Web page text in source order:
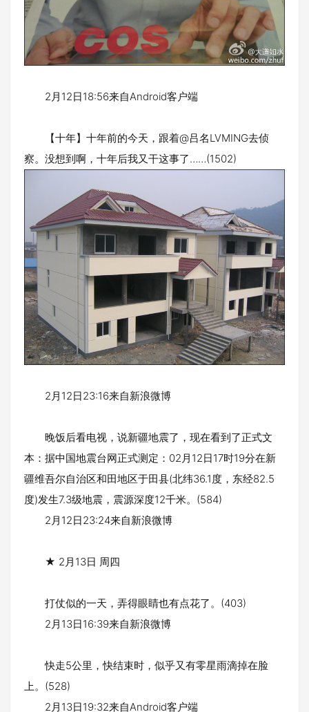
2月12日18:56来自Android客户端
【十年】十年前的今天，跟着@吕名LVMING去侦
察。没想到啊，十年后我又干这事了……(1502)
2月12日23:16来自新浪微博
晚饭后看电视，说新疆地震了，现在看到了正式文
本：据中国地震台网正式测定：02月12日17时19分在新
疆维吾尔自治区和田地区于田县(北纬36.1度，东经82.5
度)发生7.3级地震，震源深度12千米。(584)
2月12日23:24来自新浪微博
★ 2月13日 周四
打仗似的一天，弄得眼睛也有点花了。(403)
2月13日16:39来自新浪微博
快走5公里，快结束时，似乎又有零星雨滴掉在脸
上。(528)
2月13日19:32来自Android客户端